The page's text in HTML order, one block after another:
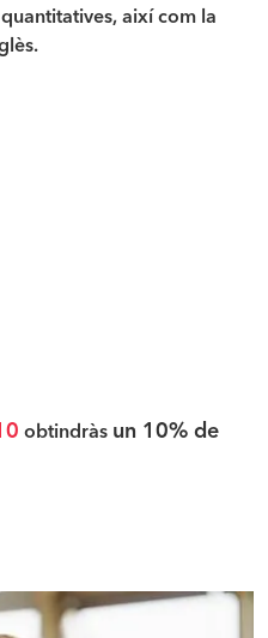
així com la
obtindràs un 10% de